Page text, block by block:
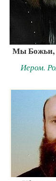
Мы Божьи,
Иером.